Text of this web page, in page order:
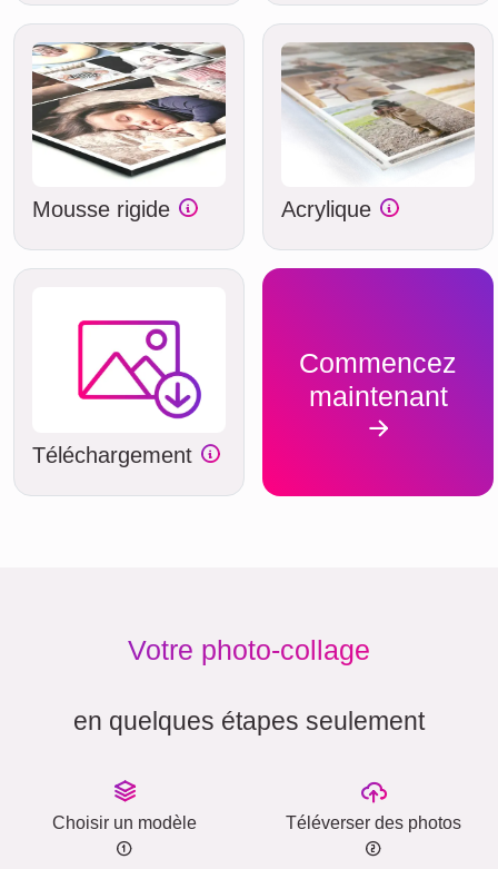
Mousse rigide Acrylique
Téléchargement
Commencez
maintenant
Votre photo-collage
en quelques étapes seulement
Choisir un modèle Téléverser des photos